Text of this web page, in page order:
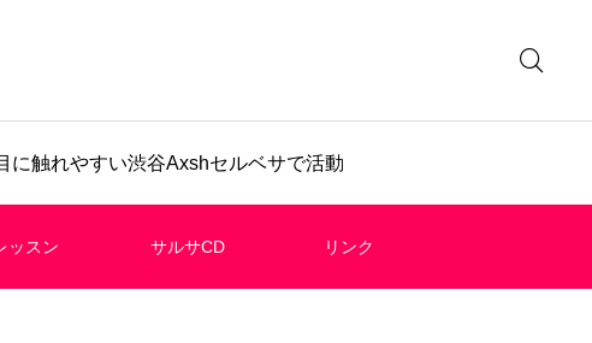
に触れやすい渋谷Axshセルベサで活動
ッスン サルサCD リンク